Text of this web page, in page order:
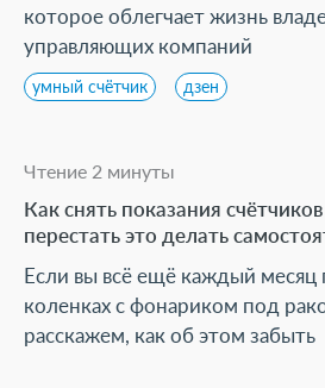
которое облегчает жизнь
управляющих компаний
умный счётчик дзен
Чтение 2 минуты
Как снять показания
перестать это делать
Если вы всё ещё каждый месяц
коленках с фонариком под
расскажем, как об этом забыть